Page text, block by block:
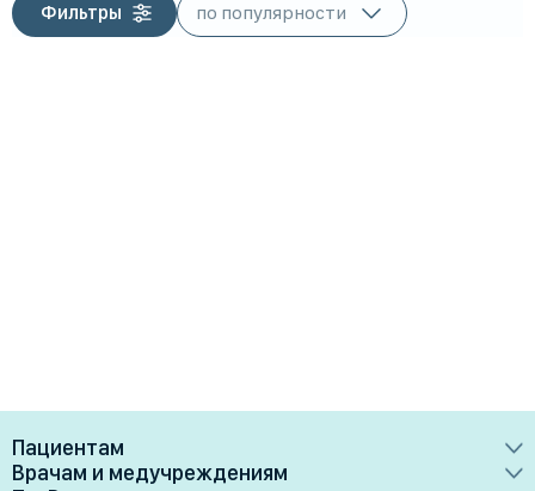
Фильтры
Пациентам
Врачи
Врачам и медучреждениям